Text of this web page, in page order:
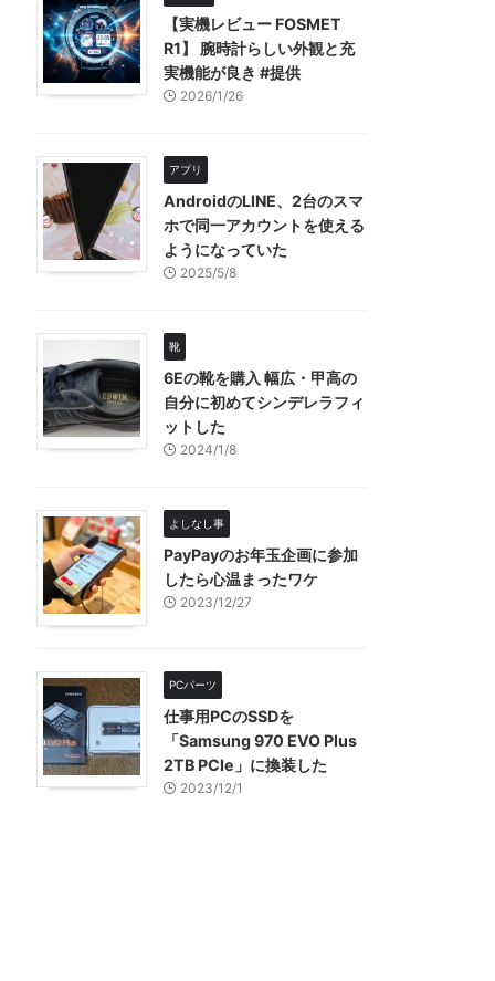
【実機レビュー FOSMET
R1】 腕時計らしい外観と充
実機能が良き #提供
2026/1/26
アプリ
AndroidのLINE、2台のスマ
ホで同一アカウントを使える
ようになっていた
2025/5/8
靴
6Eの靴を購入 幅広・甲高の
自分に初めてシンデレラフィ
ットした
2024/1/8
よしなし事
PayPayのお年玉企画に参加
したら心温まったワケ
2023/12/27
PCパーツ
仕事用PCのSSDを
「Samsung 970 EVO Plus
2TB PCIe」に換装した
2023/12/1